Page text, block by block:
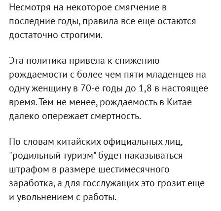
Несмотря на некоторое смягчение в
последние годы, правила все еще остаются
достаточно строгими.
Эта политика привела к снижению
рождаемости с более чем пяти младенцев на
одну женщину в 70-е годы до 1,8 в настоящее
время. Тем не менее, рождаемость в Китае
далеко опережает смертность.
По словам китайских официальных лиц,
"родильный туризм" будет наказываться
штрафом в размере шестимесячного
заработка, а для госслужащих это грозит еще
и увольнением с работы.